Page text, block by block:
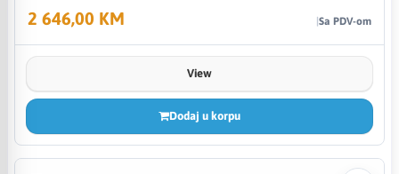
2 646,00 KM Sa PDV-om
View
Dodaj u korpu